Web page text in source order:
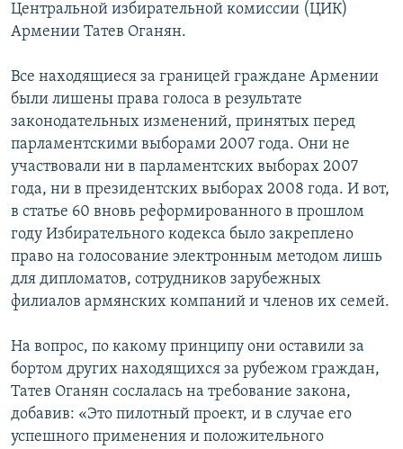
Центральной избирательной комиссии (ЦИК)
Армении Татев Оганян.
Все находящиеся за границей граждане Армении
были лишены права голоса в результате
законодательных изменений, принятых перед
парламентскими выборами 2007 года. Они не
участвовали ни в парламентских выборах 2007
года, ни в президентских выборах 2008 года. И вот,
в статье 60 вновь реформированного в прошлом
году Избирательного кодекса было закреплено
право на голосование электронным методом лишь
для дипломатов, сотрудников зарубежных
филиалов армянских компаний и членов их семей.
На вопрос, по какому принципу они оставили за
бортом других находящихся за рубежом граждан,
Татев Оганян сослалась на требование закона,
добавив: «Это пилотный проект, и в случае его
успешного применения и положительного